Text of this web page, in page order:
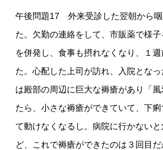
午後問題17 外来受診した翌朝から咽
た。欠勤の連絡をして、市販薬で様
を併発し、食事も摂れなくなり、１
た。心配した上司が訪れ、入院とな
は殿部の周辺に巨大な褥瘡があり「
たら、小さな褥瘡ができていて、下
て動けなくなるし。病院に行かない
ど、これで褥瘡ができたのは３回目